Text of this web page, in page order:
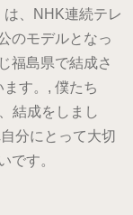
、NHK連続テレ
のモデルとなっ
福島県で結成さ
す。, 僕たち
結成をしまし
分にとって大切
です。